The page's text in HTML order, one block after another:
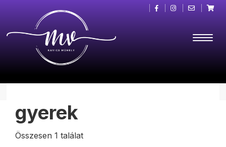
gyerek
Összesen 1 találat